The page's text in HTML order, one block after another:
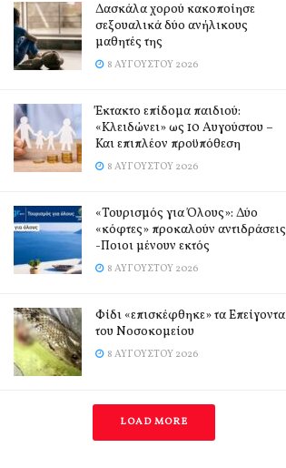
Δασκάλα χορού κακοποίησε
σεξουαλικά δύο ανήλικους
μαθητές της
8 ΑΥΓΟΎΣΤΟΥ 2026
Έκτακτο επίδομα παιδιού:
«Κλειδώνει» ως 10 Αυγούστου –
Και επιπλέον προϋπόθεση
8 ΑΥΓΟΎΣΤΟΥ 2026
«Τουρισμός για Όλους»: Δύο
«κόφτες» προκαλούν αντιδράσεις
-Ποιοι μένουν εκτός
8 ΑΥΓΟΎΣΤΟΥ 2026
Φίδι «επισκέφθηκε» τα Επείγοντα
του Νοσοκομείου
8 ΑΥΓΟΎΣΤΟΥ 2026
LOAD MORE